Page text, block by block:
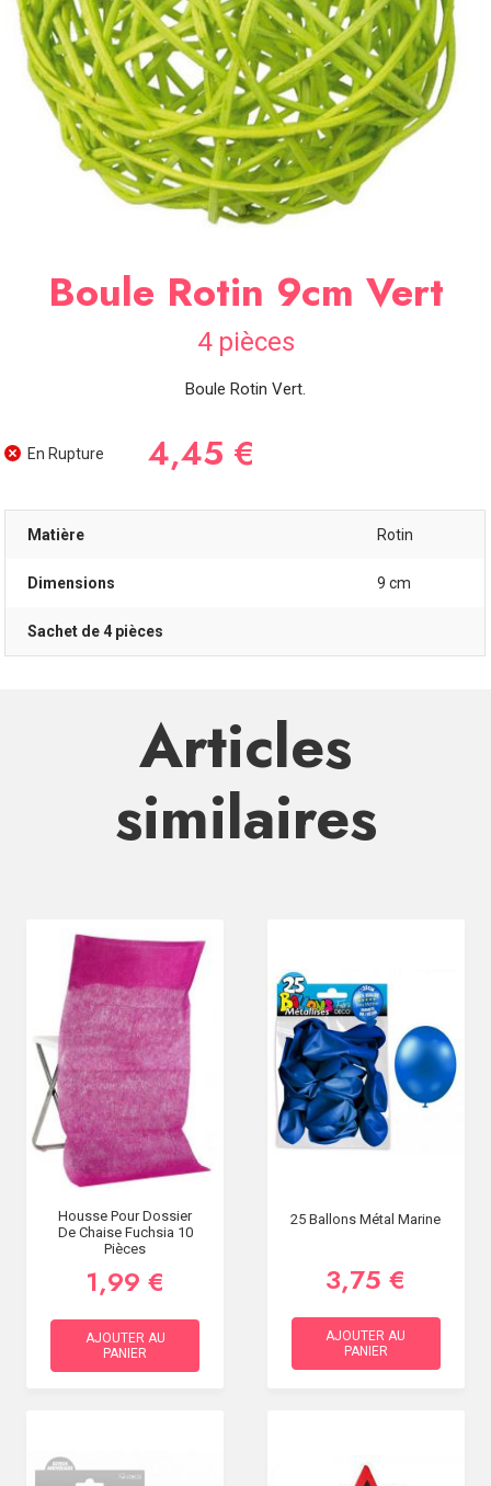
SOIRÉE
OCCASIONS
SPÉCIALES
DÉCO
TABLE
Boule Rotin 9cm Vert
4 pièces
Boule Rotin Vert.
En Rupture 4,45 €
Matière Rotin
Dimensions 9 cm
Sachet de 4 pièces
Articles
similaires
Housse Pour Dossier
De Chaise Fuchsia 10
Pièces
1,99 €
AJOUTER AU
PANIER
25 Ballons Métal Marine
3,75 €
AJOUTER AU
PANIER